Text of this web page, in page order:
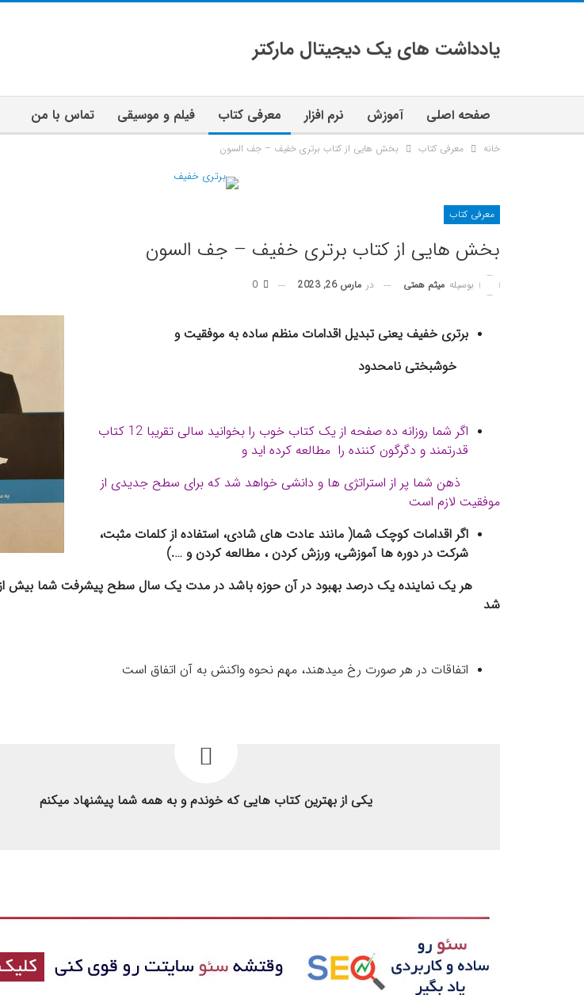
یادداشت های یک دیجیتال مارکتر
صفحه اصلی آموزش نرم افزار معرفی کتاب فیلم و موسیقی تماس با من
خانه معرفی کتاب بخش هایی از کتاب برتری خفیف – جف السون
معرفی کتاب
بخش هایی از کتاب برتری خفیف – جف السون
بوسیله میثم همتی در مارس 26, 2023
برتری خفیف یعنی تبدیل اقدامات منظم ساده به موفقیت و
خوشبختی نامحدود
اگر شما روزانه ده صفحه از یک کتاب خوب را بخوانید سالی تقریبا 12 کتاب
قدرتمند و دگرگون کننده را مطالعه کرده اید و
ذهن شما پر از استراتژی ها و دانشی خواهد شد که برای سطح جدیدی از
موفقیت لازم است
اگر اقدامات کوچک شما( مانند عادت های شادی، استفاده از کلمات مثبت،
شرکت در دوره ها آموزشی، ورزش کردن ، مطالعه کردن و ….)
هر یک نماینده یک درصد بهبود در آن حوزه باشد در مدت یک سال سطح پیشرفت شما بیش از
شد
اتفاقات در هر صورت رخ میدهند، مهم نحوه واکنش به آن اتفاق است
یکی از بهترین کتاب هایی که خوندم و به همه شما پیشنهاد میکنم